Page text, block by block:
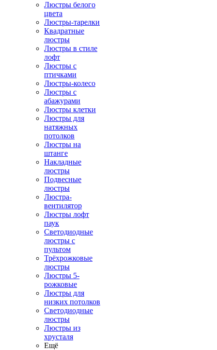
Люстры белого
цвета
Люстры-тарелки
Квадратные
люстры
Люстры в стиле
лофт
Люстры с
птичками
Люстры-колесо
Люстры с
абажурами
Люстры клетки
Люстры для
натяжных
потолков
Люстры на
штанге
Накладные
люстры
Подвесные
люстры
Люстра-
вентилятор
Люстры лофт
паук
Светодиодные
люстры с
пультом
Трёхрожковые
люстры
Люстры 5-
рожковые
Люстры для
низких потолков
Cветодиодные
люстры
Люстры из
хрусталя
Ещё